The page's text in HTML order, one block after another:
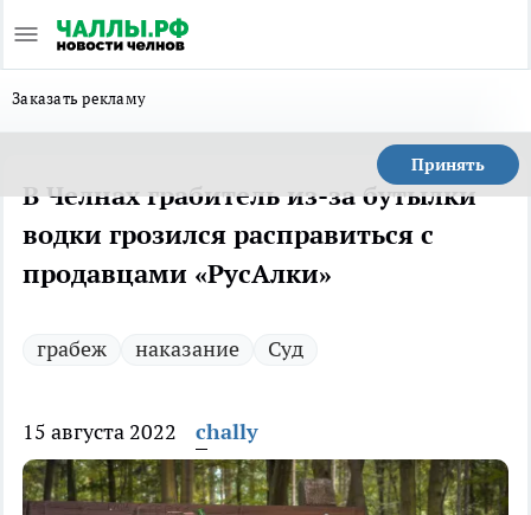
Заказать рекламу
Принять
В Челнах грабитель из-за бутылки
водки грозился расправиться с
продавцами «РусАлки»
грабеж наказание Суд
15 августа 2022 chally